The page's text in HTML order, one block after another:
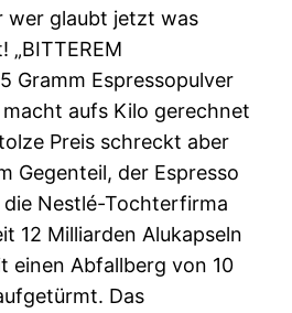
wer glaubt jetzt was
„BITTEREM
5 Gramm Espressopulver
aufs Kilo gerechnet
Preis schreckt aber
Gegenteil, der Espresso
Nestlé-Tochterfirma
12 Milliarden Alukapseln
einen Abfallberg von 10
Das